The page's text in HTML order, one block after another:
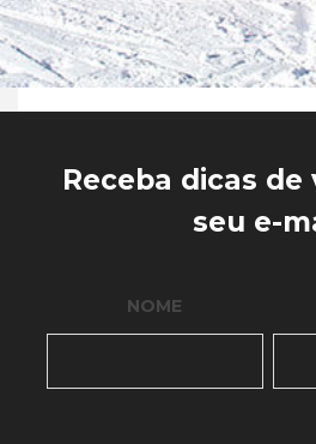
Receba dicas de
seu e-
NOME